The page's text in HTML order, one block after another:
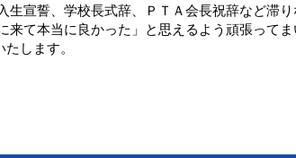
生宣誓、学校長式辞、ＰＴＡ会長祝辞など滞
来て本当に良かった」と思えるよう頑張って
お願いいたします。